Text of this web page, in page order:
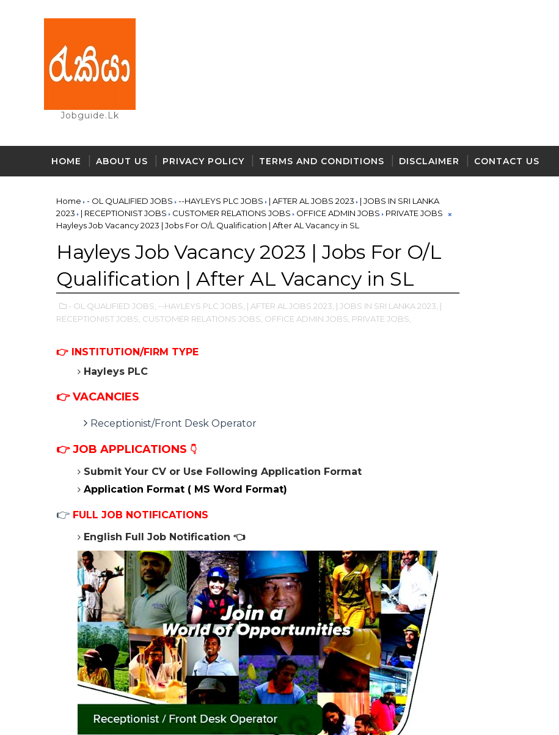
Jobguide.lk
HOME ABOUT US PRIVACY POLICY TERMS AND CONDITIONS DISCLAIMER CONTACT US
Home - OL QUALIFIED JOBS --HAYLEYS PLC JOBS | AFTER AL JOBS 2023
| JOBS IN SRI LANKA
2023
| RECEPTIONIST JOBS CUSTOMER RELATIONS JOBS OFFICE ADMIN JOBS
PRIVATE JOBS
Hayleys Job Vacancy 2023 | Jobs For O/L Qualification | After AL Vacancy in SL
Hayleys Job Vacancy 2023 | Jobs For O/L
Qualification | After AL Vacancy in SL
- OL QUALIFIED JOBS, --HAYLEYS PLC JOBS, | AFTER AL JOBS 2023, | JOBS IN SRI LANKA 2023, |
RECEPTIONIST JOBS, CUSTOMER RELATIONS JOBS, OFFICE ADMIN JOBS, PRIVATE JOBS,
👉 INSTITUTION/FIRM TYPE
Hayleys PLC
👉 VACANCIES
Receptionist/Front Desk Operator
👉JOB APPLICATIONS 👇
Submit Your CV or Use Following Application Format
Application Format ( MS Word Format)
👉 FULL JOB NOTIFICATIONS
English Full Job Notification 👈